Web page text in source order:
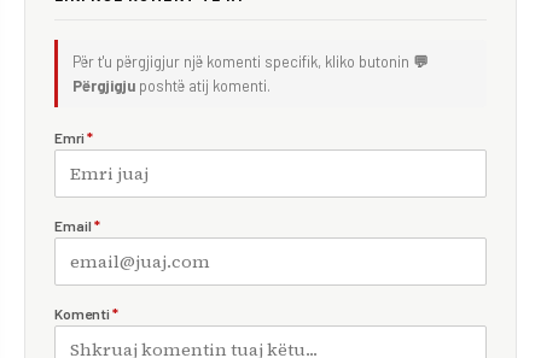
Për t'u përgjigjur një komenti specifik, kliko butonin 💬
Përgjigju poshtë atij komenti.
Emri *
Email *
Komenti *